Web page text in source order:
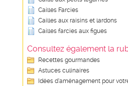
Cailles Farcies
Cailles aux raisins et lardons
Cailles farcies aux figues
Consultez également la
Recettes gourmandes
Astuces culinaires
Idées d’aménagement pour